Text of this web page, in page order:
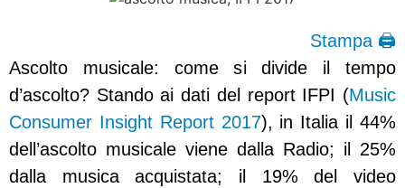
Stampa 🖨
Ascolto musicale: come si divide il tempo
d’ascolto? Stando ai dati del report IFPI (Music
Consumer Insight Report 2017), in Italia il 44%
dell’ascolto musicale viene dalla Radio; il 25%
dalla musica acquistata; il 19% del video